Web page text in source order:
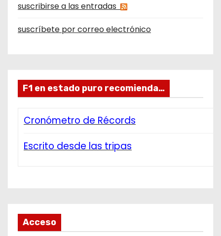
suscribirse a las entradas
suscríbete por correo electrónico
F1 en estado puro recomienda…
Cronómetro de Récords
Escrito desde las tripas
Acceso